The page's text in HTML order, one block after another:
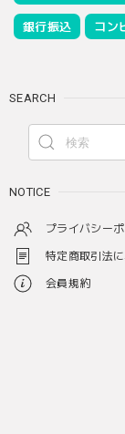
銀行振込 コン
SEARCH
NOTICE
プライバシー
特定商取引法
会員規約